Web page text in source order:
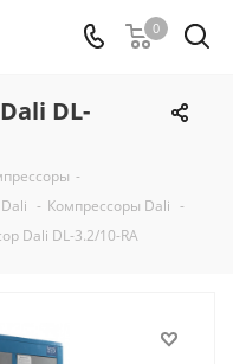
0
DL-
-
- Компрессоры Dali -
Dali DL-3.2/10-RA